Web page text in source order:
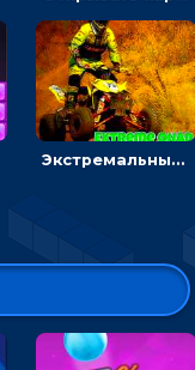
Экстремальные пазлы с квадроциклами: собирать крутые тачки